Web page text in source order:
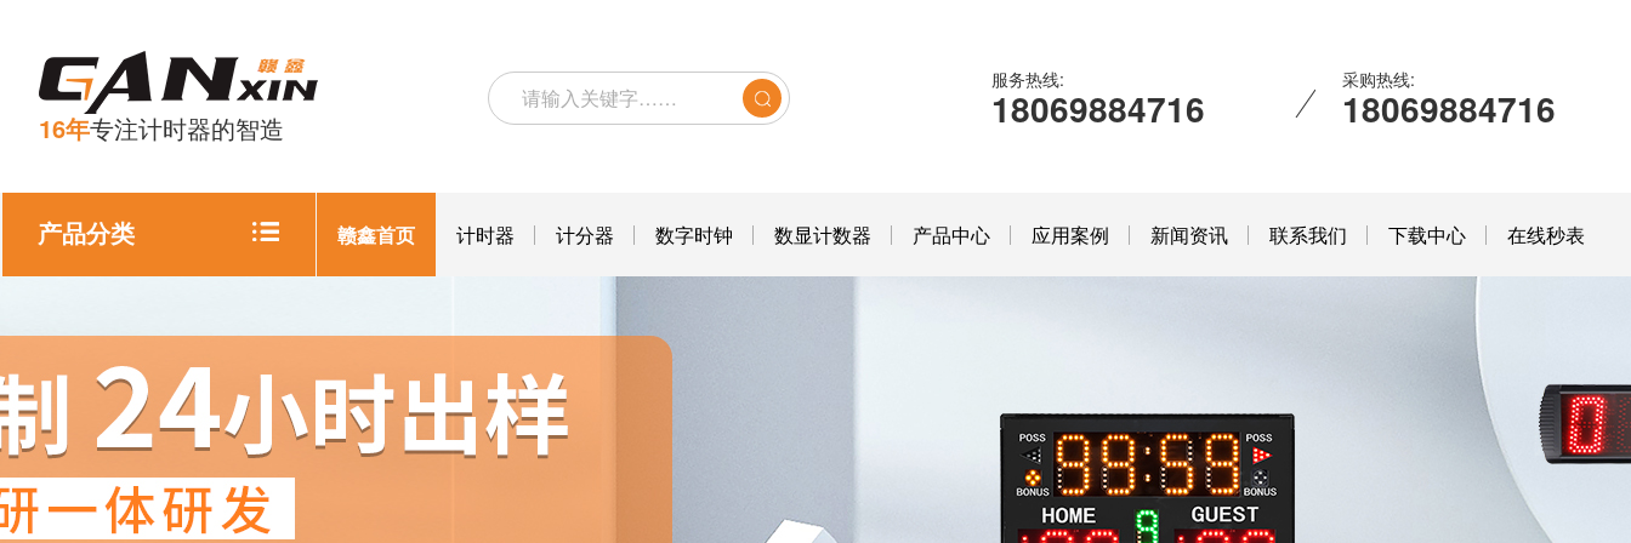
16年专注计时器的智造
服务热线:
18069884716
采购热线:
18069884716
产品分类 赣鑫首页 计时器 计分器 数字时钟 数显计数器 产品中心 应用案例 新闻资讯 联系我们 下载中心 在线秒表